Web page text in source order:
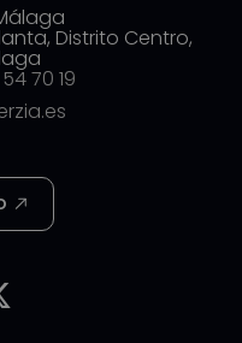
Distrito Centro,
70 19